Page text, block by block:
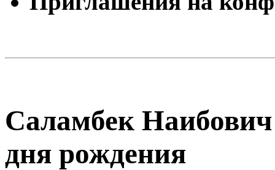
Саламбек
дня рождения